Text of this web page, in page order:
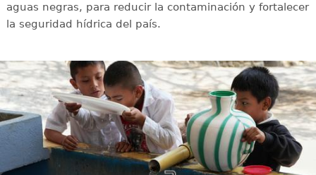
aguas negras, para reducir la contaminación y fortalecer
la seguridad hídrica del país.